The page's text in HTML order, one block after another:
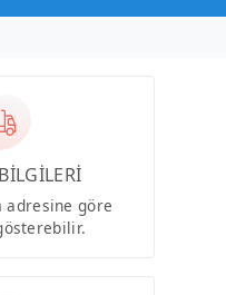
adresine göre